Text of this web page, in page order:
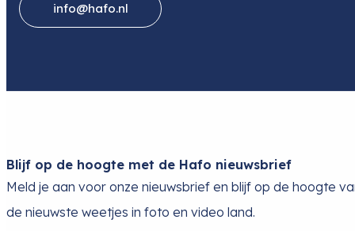
info@hafo.nl
Blijf op de hoogte met de Hafo nieuwsbrief
Meld je aan voor onze nieuwsbrief en blijf op de hoogte
de nieuwste weetjes in foto en video land.